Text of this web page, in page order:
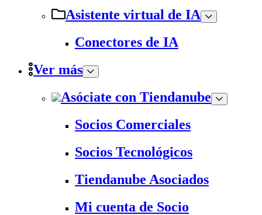
Asistente virtual de IA
Conectores de IA
Ver más
Asóciate con Tiendanube
Socios Comerciales
Socios Tecnológicos
Tiendanube Asociados
Mi cuenta de Socio